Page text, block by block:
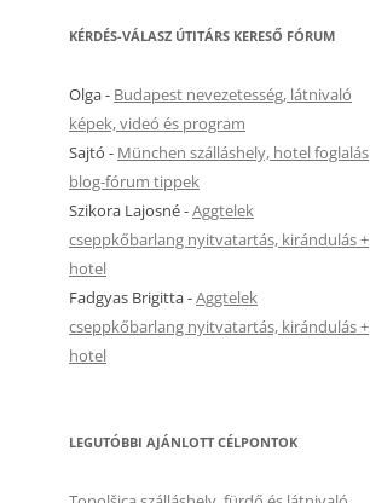
KÉRDÉS-VÁLASZ ÚTITÁRS KERESŐ FÓRUM
Olga- Budapest nevezetesség, látnivaló
képek, videó és program
Sajtó - München szálláshely, hotel foglalás
blog-fórum tippek
Szikora Lajosné-Aggtelek
cseppkőbarlang nyitvatartás, kirándulás +
hotel
Fadgyas Brigitta-Aggtelek
cseppkőbarlang nyitvatartás, kirándulás +
hotel
LEGUTÓBBI AJÁNLOTT CÉLPONTOK